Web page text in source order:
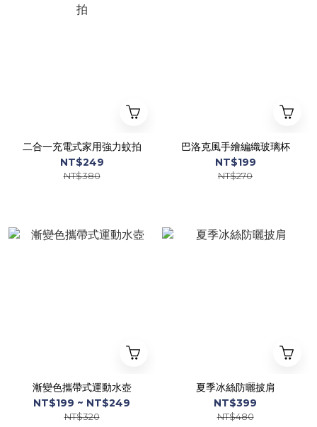
二合一充電式家用強力蚊拍
NT$249
NT$380
巴洛克風手繪編織玻璃杯
NT$199
NT$270
漸變色攜帶式運動水壺
NT$199 ~ NT$249
NT$320
夏季冰絲防曬披肩
NT$399
NT$480